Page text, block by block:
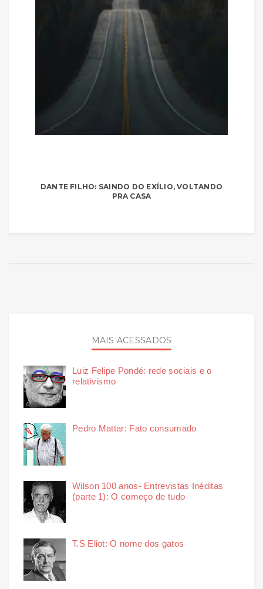
DANTE FILHO: SAINDO DO EXÍLIO, VOLTANDO
PRA CASA
MAIS ACESSADOS
Luiz Felipe Pondé: rede sociais e o
relativismo
Pedro Mattar: Fato consumado
Wilson 100 anos- Entrevistas Inéditas
(parte 1): O começo de tudo
T.S Eliot: O nome dos gatos